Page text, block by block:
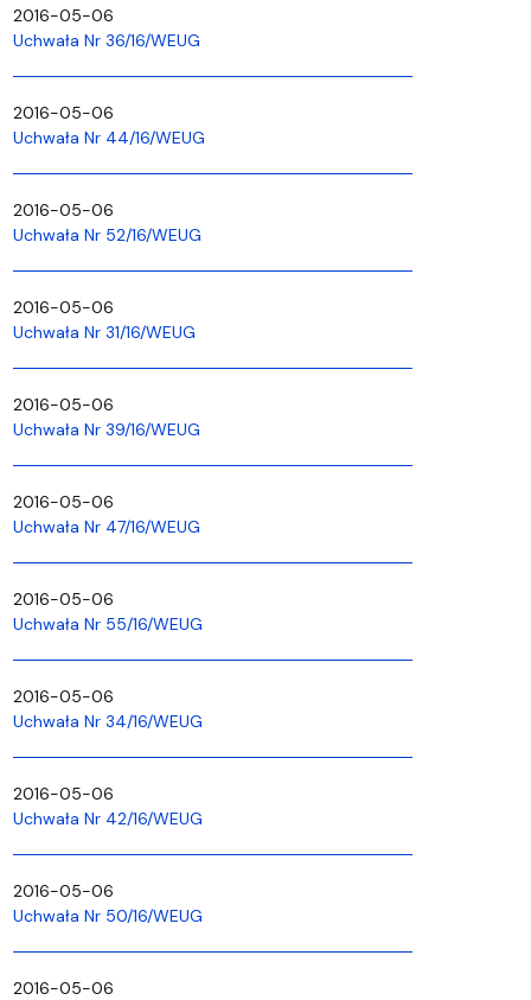
2016-05-06
Uchwała Nr 36/16/WEUG
2016-05-06
Uchwała Nr 44/16/WEUG
2016-05-06
Uchwała Nr 52/16/WEUG
2016-05-06
Uchwała Nr 31/16/WEUG
2016-05-06
Uchwała Nr 39/16/WEUG
2016-05-06
Uchwała Nr 47/16/WEUG
2016-05-06
Uchwała Nr 55/16/WEUG
2016-05-06
Uchwała Nr 34/16/WEUG
2016-05-06
Uchwała Nr 42/16/WEUG
2016-05-06
Uchwała Nr 50/16/WEUG
2016-05-06